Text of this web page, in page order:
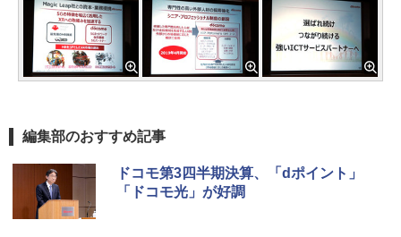
編集部のおすすめ記事
ドコモ第3四半期決算、「dポイント」
「ドコモ光」が好調